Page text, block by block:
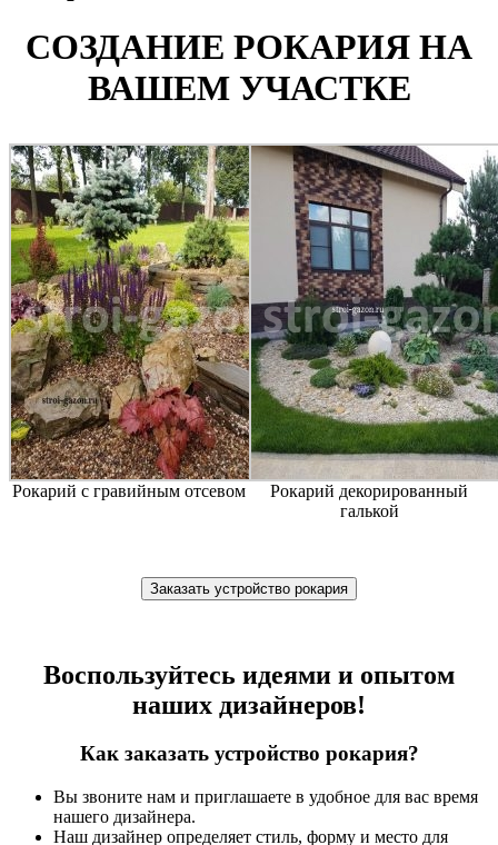
СОЗДАНИЕ РОКАРИЯ НА
ВАШЕМ УЧАСТКЕ
Рокарий с гравийным отсевом
Рокарий декорированный
галькой
Заказать устройство рокария
Воспользуйтесь идеями и опытом
наших дизайнеров!
Как заказать устройство рокария?
Вы звоните нам и приглашаете в удобное для вас время
нашего дизайнера.
Наш дизайнер определяет стиль, форму и место для